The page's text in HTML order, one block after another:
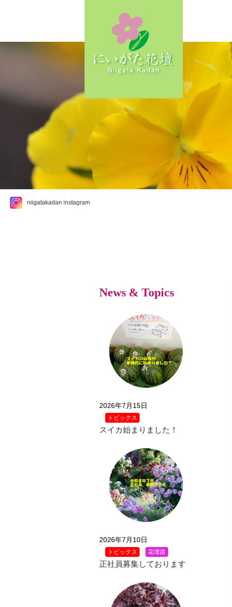
niigatakadan instagram
News & Topics
2026年7月15日
トピックス
スイカ始まりました！
2026年7月10日
トピックス 花壇苗
正社員募集しております